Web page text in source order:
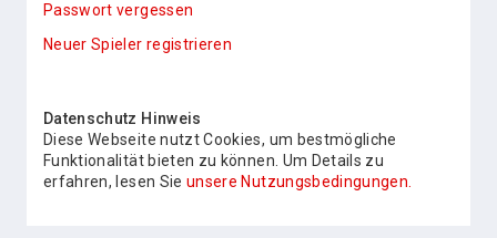
Passwort vergessen
Neuer Spieler registrieren
Datenschutz Hinweis
Diese Webseite nutzt Cookies, um bestmögliche
Funktionalität bieten zu können. Um Details zu
erfahren, lesen Sie unsere Nutzungsbedingungen.